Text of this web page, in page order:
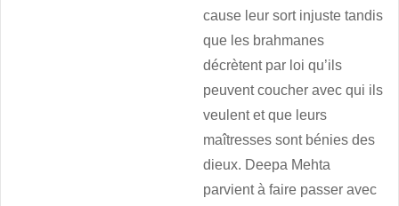
cause leur sort injuste tandis
que les brahmanes
décrètent par loi qu’ils
peuvent coucher avec qui ils
veulent et que leurs
maîtresses sont bénies des
dieux. Deepa Mehta
parvient à faire passer avec